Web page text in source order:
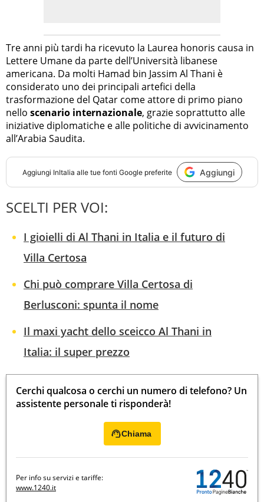
Tre anni più tardi ha ricevuto la Laurea honoris causa in
Lettere Umane da parte dell’Università libanese
americana. Da molti Hamad bin Jassim Al Thani è
considerato uno dei principali artefici della
trasformazione del Qatar come attore di primo piano
nello scenario internazionale, grazie soprattutto alle
iniziative diplomatiche e alle politiche di avvicinamento
all’Arabia Saudita.
Aggiungi InItalia alle tue fonti Google preferite Aggiungi
SCELTI PER VOI:
I gioielli di Al Thani in Italia e il futuro di
Villa Certosa
Chi può comprare Villa Certosa di
Berlusconi: spunta il nome
Il maxi yacht dello sceicco Al Thani in
Italia: il super prezzo
Cerchi qualcosa o cerchi un numero di telefono? Un
assistente personale ti risponderà!
Chiama
Per info su servizi e tariffe:
www.1240.it